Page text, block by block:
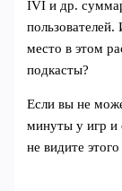
IVI и др.
пользователей.
место в этом
подкасты?
Если вы не
минуты у игр и
не видите